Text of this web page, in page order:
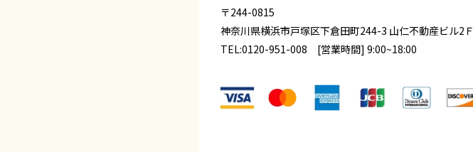
〒244-0815
神奈川県横浜市戸塚区下倉田町244-3 山仁不動産ビル2Ｆ
TEL:0120-951-008 [営業時間] 9:00~18:00